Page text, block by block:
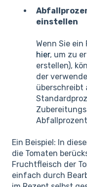
einstellen
Wenn Sie
hier, um zu
erstellen),
der
überschreibt
Ein Beispiel: In
die Tomaten
Fruchtfleisch der
einfach durch